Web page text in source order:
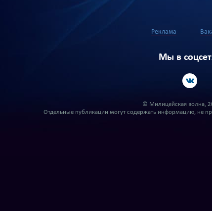
Реклама
Мы в
© Милицейская волна,
Отдельные публикации могут содержать информацию, не